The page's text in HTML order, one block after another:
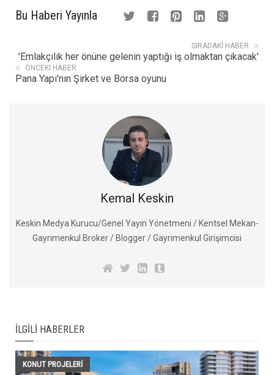
Bu Haberi Yayınla
SIRADAKI HABER
'Emlakçılık her önüne gelenin yaptığı iş olmaktan çıkacak'
ÖNCEKI HABER
Pana Yapı'nın Şirket ve Borsa oyunu
Kemal Keskin
Keskin Medya Kurucu/Genel Yayın Yönetmeni / Kentsel Mekan-
Gayrimenkul Broker / Blogger / Gayrimenkul Girişimcisi
İLGILI HABERLER
KONUT PROJELERI